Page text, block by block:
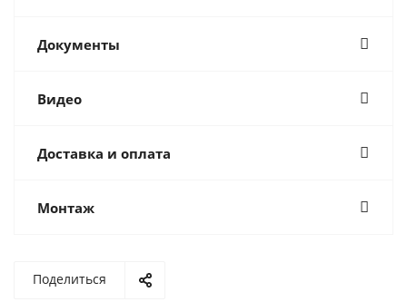
Документы
Видео
Доставка и оплата
Монтаж
Поделиться